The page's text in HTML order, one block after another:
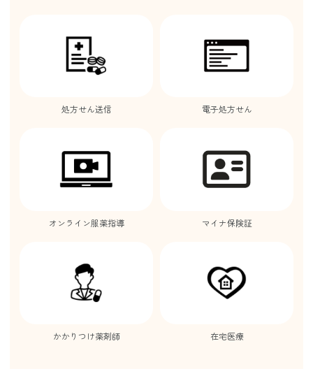
処方せん送信 電子処方せん
オンライン服薬指導 マイナ保険証
かかりつけ薬剤師 在宅医療